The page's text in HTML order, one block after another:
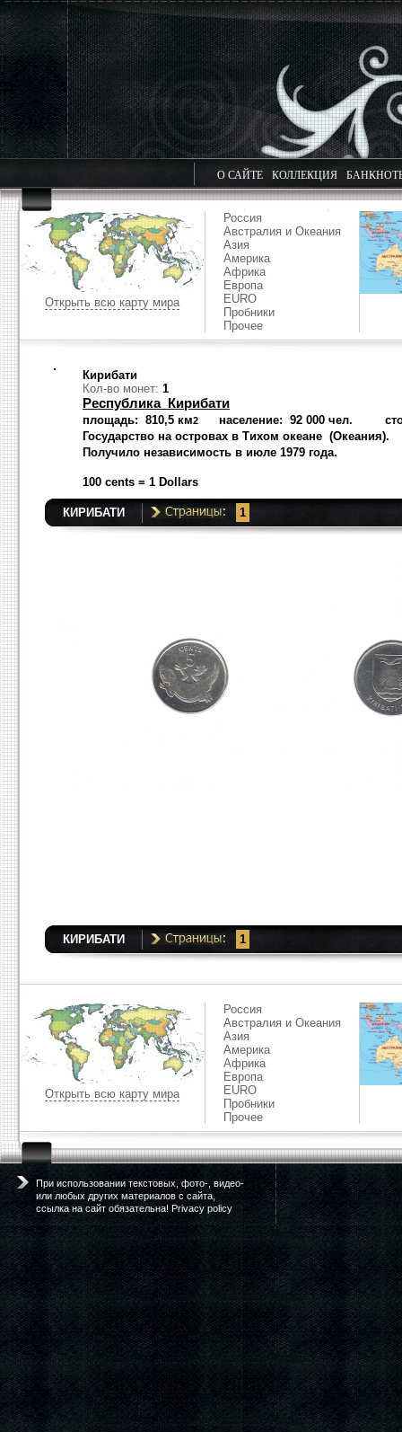
О САЙТЕ КОЛЛЕКЦИЯ
Открыть всю карту мира
Россия
Австралия и Океания
Азия
Америка
Африка
Европа
EURO
Пробники
Прочее
Кирибати
Кол-во монет: 1
Республика Кирибати
площадь: 810,5 км2
население: 92 000 чел.
Государство на островах в Тихом океане (Океания).
Получило независимость в июле 1979 года.
100 cents = 1 Dollars
КИРИБАТИ 1
КИРИБАТИ 1
Открыть всю карту мира
Россия
Австралия и Океания
Азия
Америка
Африка
Европа
EURO
Пробники
Прочее
При использовании текстовых, фото-, видео-
или любых других материалов с сайта,
ссылка на сайт обязательна! Privacy policy